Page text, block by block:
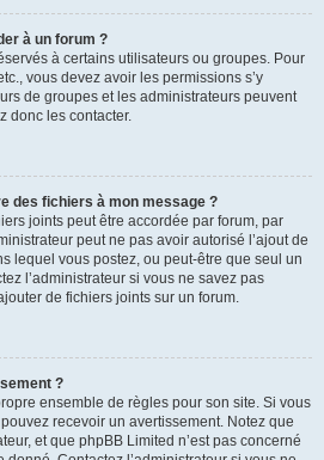
à un forum ?
à certains utilisateurs ou groupes. Pour
vous devez avoir les permissions s’y
de groupes et les administrateurs peuvent
donc les contacter.
des fichiers à mon message ?
joints peut être accordée par forum, par
peut ne pas avoir autorisé l’ajout de
lequel vous postez, ou peut-être que seul un
l’administrateur si vous ne savez pas
de fichiers joints sur un forum.
?
ensemble de règles pour son site. Si vous
recevoir un avertissement. Notez que
et que phpBB Limited n’est pas concerné